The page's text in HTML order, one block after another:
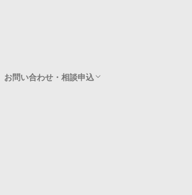
お問い合わせ・相談申込